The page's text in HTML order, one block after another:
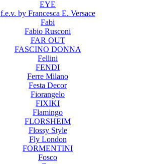
EYE
f.e.v. by Francesca E. Versace
Fabi
Fabio Rusconi
FAR OUT
FASCINO DONNA
Fellini
FENDI
Ferre Milano
Festa Decor
Fiorangelo
FIXIKI
Flamingo
FLORSHEIM
Flossy Style
Fly London
FORMENTINI
Fosco